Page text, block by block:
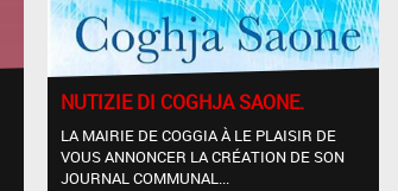
NUTIZIE DI COGHJA SAONE.
LA MAIRIE DE COGGIA À LE PLAISIR DE
VOUS ANNONCER LA CRÉATION DE SON
JOURNAL COMMUNAL...